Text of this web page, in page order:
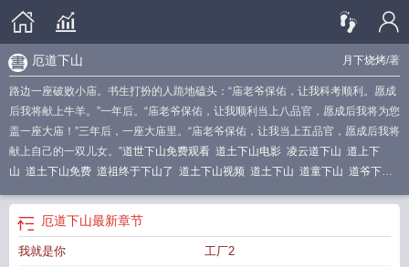
月下烧烤/著
厄道下山
路边一座破败小庙。书生打扮的人跪地磕头：“庙老爷保佑，让我科考顺利。愿成
后我将献上牛羊。”一年后。“庙老爷保佑，让我顺利当上八品官，愿成后我将为您
盖一座大庙！”三年后，一座大庙里。“庙老爷保佑，让我当上五品官，愿成后我将
献上自己的一双儿女。”道世下山免费观看 道土下山电影 凌云道下山 道上下
山 道土下山免费 道祖终于下山了 道土下山视频 道土下山 道童下山 道爷下山
道是下山 道上下山免费观看
山
厄道下山最新章节
我就是你 工厂2